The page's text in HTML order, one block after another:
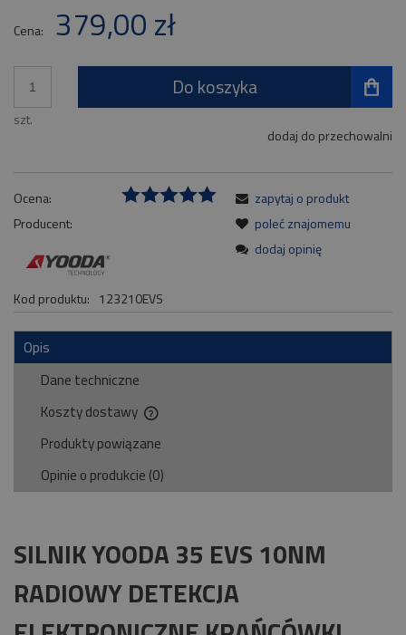
Cena: 379,00 zł
szt.
Do koszyka
dodaj do przechowalni
Ocena:
Producent:
Kod produktu: 123210EVS
zapytaj o produkt
poleć znajomemu
dodaj opinię
Opis
Dane techniczne
Koszty dostawy
Cena nie zawiera ewentualnych kosztów płatności
Produkty powiązane
Opinie o produkcie (0)
SILNIK YOODA 35 EVS 10NM
RADIOWY DETEKCJA